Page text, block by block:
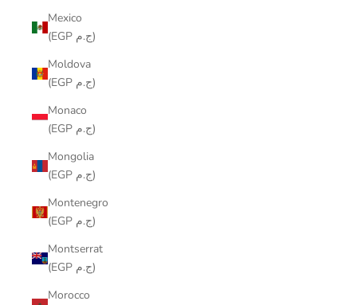
Mexico
(EGP ج.م)
Moldova
(EGP ج.م)
Monaco
(EGP ج.م)
Mongolia
(EGP ج.م)
Montenegro
(EGP ج.م)
Montserrat
(EGP ج.م)
Morocco